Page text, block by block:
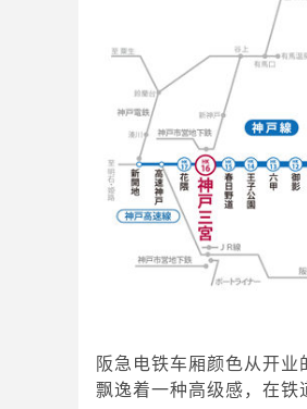
阪急电铁车厢颜色从开业
飘逸着一种高级感，在铁